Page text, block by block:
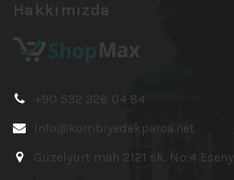
Hakkımızda
+90 532 328 04 84
info@kombiyedekparca.net
Güzelyurt mah 2121 sk. No:4